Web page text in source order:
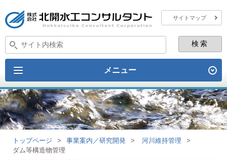
サイトマップ
メニュー
トップページ > 事業案内／研究開発 > 河川維持管理
>
ダム等構造物管理